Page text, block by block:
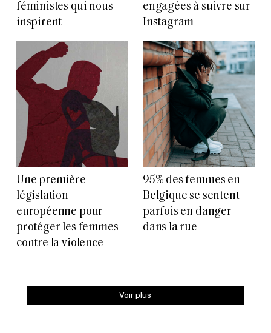
féministes qui nous
inspirent
engagées à suivre sur
Instagram
Une première
législation
européenne pour
protéger les femmes
contre la violence
95% des femmes en
Belgique se sentent
parfois en danger
dans la rue
Voir plus